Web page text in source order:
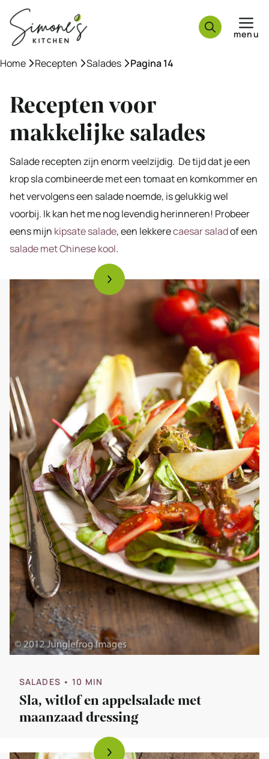
naar
inhoud
menu
Home »Recepten »Salades »Pagina 14
Recepten voor
makkelijke salades
Salade recepten zijn enorm veelzijdig. De tijd dat je een
krop sla combineerde met een tomaat en komkommer en
het vervolgens een salade noemde, is gelukkig wel
voorbij. Ik kan het me nog levendig herinneren! Probeer
eens mijn kipsate salade, een lekkerecaesar saladof een
salade met Chinese kool.
SALADES • 10 MIN
Sla, witlof en appelsalade met
maanzaad dressing